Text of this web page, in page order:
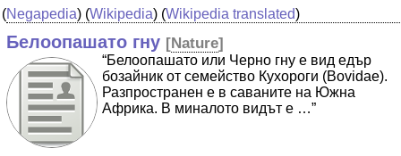
(Negapedia) (Wikipedia) (Wikipedia translated)
Белоопашато гну [Nature]
“Белоопашато или Черно гну е вид едър
бозайник от семейство Кухороги (Bovidae).
Разпространен е в саваните на Южна
Африка. В миналото видът е …”